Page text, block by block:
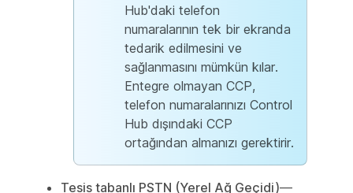
Hub'daki telefon
numaralarının tek bir ekranda
tedarik edilmesini ve
sağlanmasını mümkün kılar.
Entegre olmayan CCP,
telefon numaralarınızı Control
Hub dışındaki CCP
ortağından almanızı gerektirir.
Tesis tabanlı PSTN (Yerel Ağ Geçidi)—